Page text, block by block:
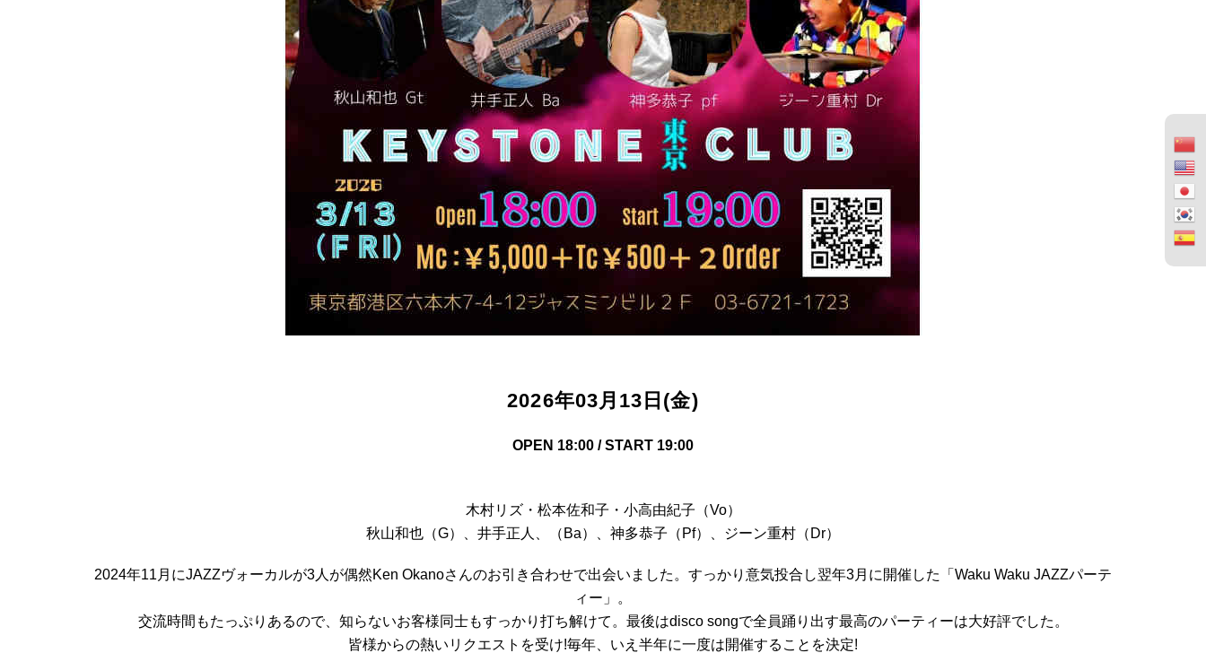
2026年03月13日(金)
OPEN 18:00 / START 19:00
木村リズ・松本佐和子・小高由紀子（Vo）
秋山和也（G）、井手正人、（Ba）、神多恭子（Pf）、ジーン重村（Dr）
2024年11月にJAZZヴォーカルが3人が偶然Ken Okanoさんのお引き合わせで出会いました。すっかり意気投合し翌年3月に開催した「Waku Waku JAZZパーテ
ィー」。
交流時間もたっぷりあるので、知らないお客様同士もすっかり打ち解けて。最後はdisco songで全員踊り出す最高のパーティーは大好評でした。
皆様からの熱いリクエストを受け!毎年、いえ半年に一度は開催することを決定!